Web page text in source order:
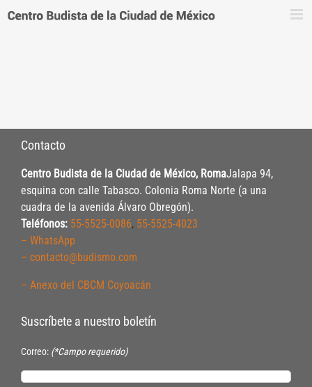
Contacto
Centro Budista de la Ciudad de México, RomaJalapa 94,
esquina con calle Tabasco. Colonia Roma Norte (a una
cuadra de la avenida Álvaro Obregón).
Teléfonos: 55-5525-0086, 55-5525-4023
– WhatsApp
– contacto@budismo.com
– Anexo del CBCM Coyoacán
Suscríbete a nuestro boletín
Correo: (*Campo requerido)